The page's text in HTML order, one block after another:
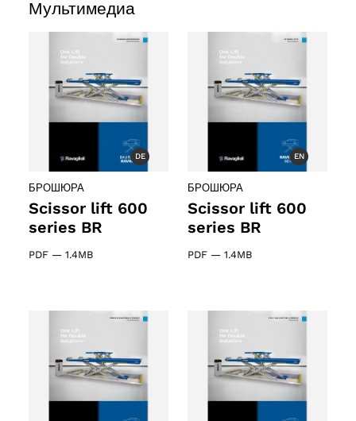
(61)61 products
Мультимедиа
DE
БРОШЮРА
Scissor lift 600
series BR
PDF — 1.4MB
EN
БРОШЮРА
Scissor lift 600
series BR
PDF — 1.4MB